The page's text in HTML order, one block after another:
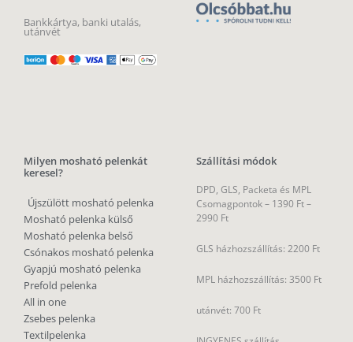
Bankkártya, banki utalás,
utánvét
Milyen mosható pelenkát
keresel?
Újszülött mosható pelenka
Mosható pelenka külső
Mosható pelenka belső
Csónakos mosható pelenka
Gyapjú mosható pelenka
Prefold pelenka
All in one
Zsebes pelenka
Textilpelenka
Szállítási módok
DPD, GLS, Packeta és MPL
Csomagpontok – 1390 Ft –
2990 Ft
GLS házhozszállítás: 2200 Ft
MPL házhozszállítás: 3500 Ft
utánvét: 700 Ft